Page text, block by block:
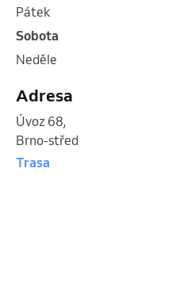
pátek
sobota
neděle
Adresa
Úvoz 68,
Brno-střed
Trasa